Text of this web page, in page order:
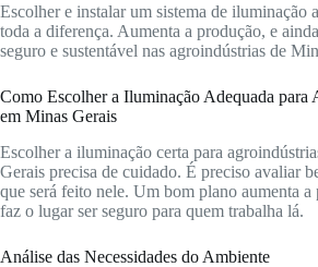
Escolher e instalar um sistema de iluminação
toda a diferença. Aumenta a produção, e
seguro e sustentável nas agroindústrias de
Como Escolher a Iluminação Adequada para
em Minas Gerais
Escolher a iluminação certa para
Gerais precisa de cuidado. É preciso avaliar
que será feito nele. Um bom plano aumenta
faz o lugar ser seguro para quem trabalha lá.
Análise das Necessidades do Ambiente